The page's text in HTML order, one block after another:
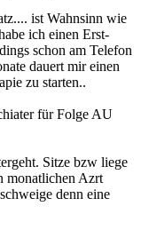
ist Wahnsinn wie
ich einen Erst-
schon am Telefon
dauert mir einen
zu starten..
für Folge AU
Sitze bzw liege
monatlichen Azrt
denn eine